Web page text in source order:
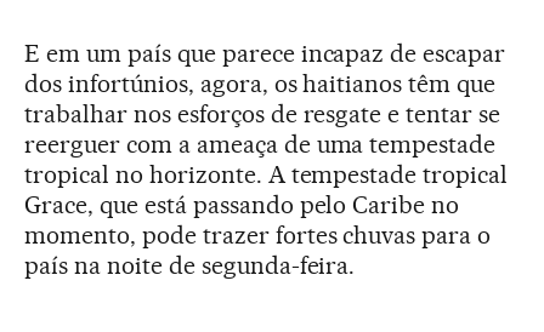
E em um país que parece incapaz de escapar
dos infortúnios, agora, os haitianos têm que
trabalhar nos esforços de resgate e tentar se
reerguer com a ameaça de uma tempestade
tropical no horizonte. A tempestade tropical
Grace, que está passando pelo Caribe no
momento, pode trazer fortes chuvas para o
país na noite de segunda-feira.